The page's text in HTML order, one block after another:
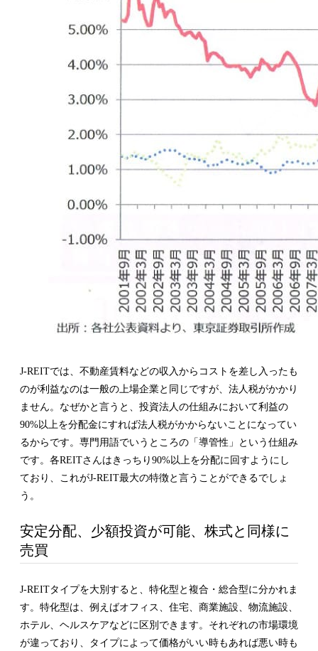
J-REITでは、不動産賃料などの収入からコストを差し入ったも
のが利益なのは一般の上場企業と同じですが、法人税がかかり
ません。なぜかと言うと、投資法人の仕組みにおいて利益の
90%以上を分配金にすれば法人税がかからないことになってい
るからです。専門用語でいうところの「導管性」という仕組み
です。各REITさんはきっちり90%以上を分配に回すようにし
ており、これがJ-REIT最大の特徴と言うことができるでしょ
う。
安定分配、少額投資が可能、株式と同様に
売買
J-REITタイプを大別すると、特化型と複合・総合型に分かれま
す。特化型は、例えばオフィス、住宅、商業施設、物流施設、
ホテル、ヘルスケアなどに区別できます。それぞれの市場環境
が違っており、タイプによって価格がいい時もあれば悪い時も